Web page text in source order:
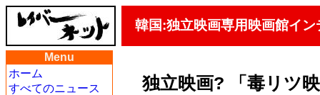
韓国:独立映画専用映画館イ
Menu
ホーム
すべてのニュース
独立映画? 「毒リツ